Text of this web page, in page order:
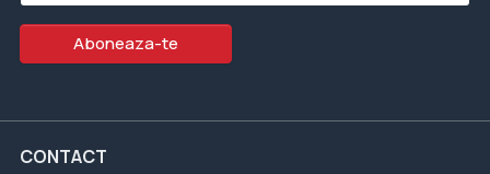
Aboneaza-te
CONTACT